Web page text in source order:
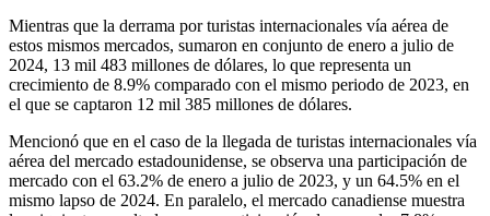
Mientras que la derrama por turistas internacionales vía aérea de
estos mismos mercados, sumaron en conjunto de enero a julio de
2024, 13 mil 483 millones de dólares, lo que representa un
crecimiento de 8.9% comparado con el mismo periodo de 2023, en
el que se captaron 12 mil 385 millones de dólares.
Mencionó que en el caso de la llegada de turistas internacionales vía
aérea del mercado estadounidense, se observa una participación de
mercado con el 63.2% de enero a julio de 2023, y un 64.5% en el
mismo lapso de 2024. En paralelo, el mercado canadiense muestra